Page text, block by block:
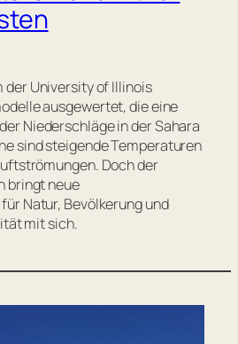
der University of Illinois
ausgewertet, die eine
Niederschläge in der Sahara
sind steigende Temperaturen
Doch der
bringt neue
Natur, Bevölkerung und
mit sich.